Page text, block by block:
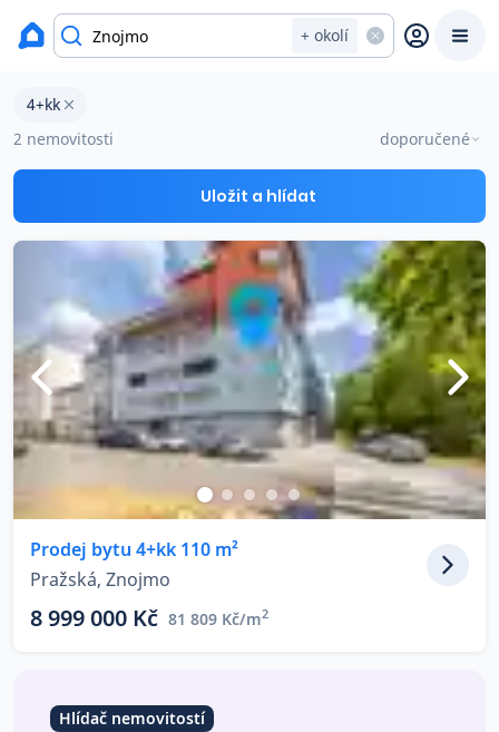
+ okolí
Prodat
Prodej s Reas.cz
Chytrý odhad ceny
Ceny prodaných nemovitostí
Okamžitý výkup
Přehled realitních makléřů
Co říkají naši zákazníci
Blog
O nás
okres Znojmo
Byty 4+kk na prodej Znojmo
4+kk
2 nemovitosti
doporučené
Uložit a hlídat
Prodej bytu 4+kk 110 m²
Pražská, Znojmo
8 999 000 Kč 81 809 Kč/m2
Hlídač nemovitostí